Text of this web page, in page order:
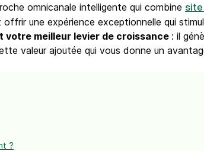
omnicanale intelligente qui combine
une expérience exceptionnelle qui
votre meilleur levier de croissance : il
valeur ajoutée qui vous donne un
?